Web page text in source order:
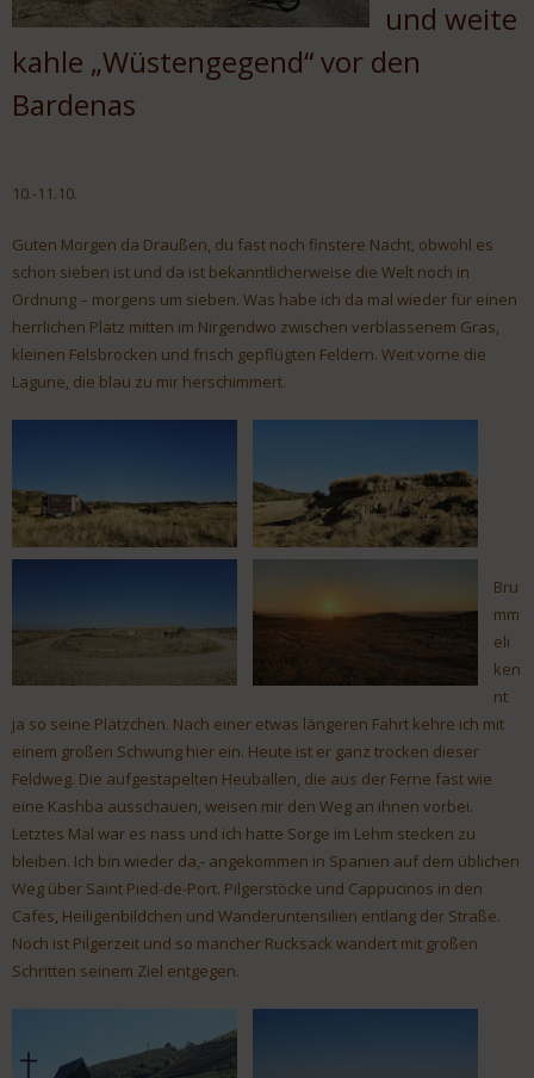
und weite
kahle „Wüstengegend“ vor den
Bardenas
10.-11.10.
Guten Morgen da Draußen, du fast noch finstere Nacht, obwohl es
schon sieben ist und da ist bekanntlicherweise die Welt noch in
Ordnung – morgens um sieben. Was habe ich da mal wieder für einen
herrlichen Platz mitten im Nirgendwo zwischen verblassenem Gras,
kleinen Felsbrocken und frisch gepflügten Feldern. Weit vorne die
Lagune, die blau zu mir herschimmert.
Bru
mm
eli
ken
nt
ja so seine Plätzchen. Nach einer etwas längeren Fahrt kehre ich mit
einem großen Schwung hier ein. Heute ist er ganz trocken dieser
Feldweg. Die aufgestapelten Heuballen, die aus der Ferne fast wie
eine Kashba ausschauen, weisen mir den Weg an ihnen vorbei.
Letztes Mal war es nass und ich hatte Sorge im Lehm stecken zu
bleiben. Ich bin wieder da,- angekommen in Spanien auf dem üblichen
Weg über Saint Pied-de-Port. Pilgerstöcke und Cappucinos in den
Cafes, Heiligenbildchen und Wanderuntensilien entlang der Straße.
Noch ist Pilgerzeit und so mancher Rucksack wandert mit großen
Schritten seinem Ziel entgegen.